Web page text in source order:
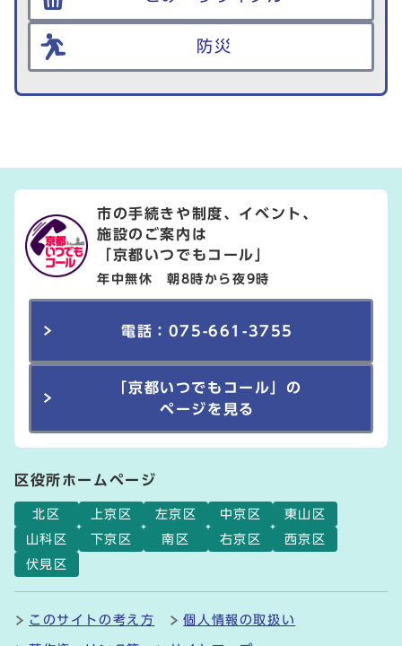
防災
市の手続きや制度、イベント、
施設のご案内は
「京都いつでもコール」
年中無休 朝8時から夜9時
電話：075-661-3755
「京都いつでもコール」の
ページを見る
区役所ホームページ
北区 上京区 左京区 中京区
東山区
山科区
下京区 南区 右京区
西京区
伏見区
このサイトの考え方 個人情報の取扱い